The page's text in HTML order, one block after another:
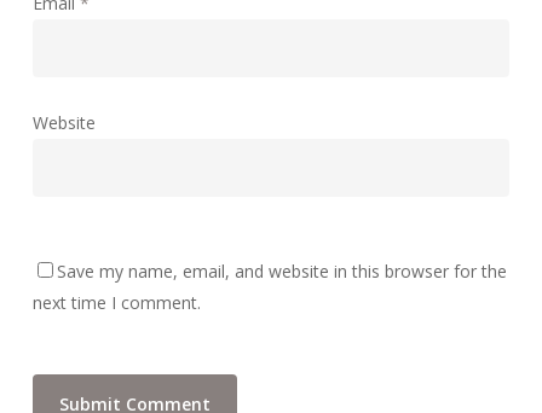
Website
Save my name, email, and website in this browser for the
next time I comment.